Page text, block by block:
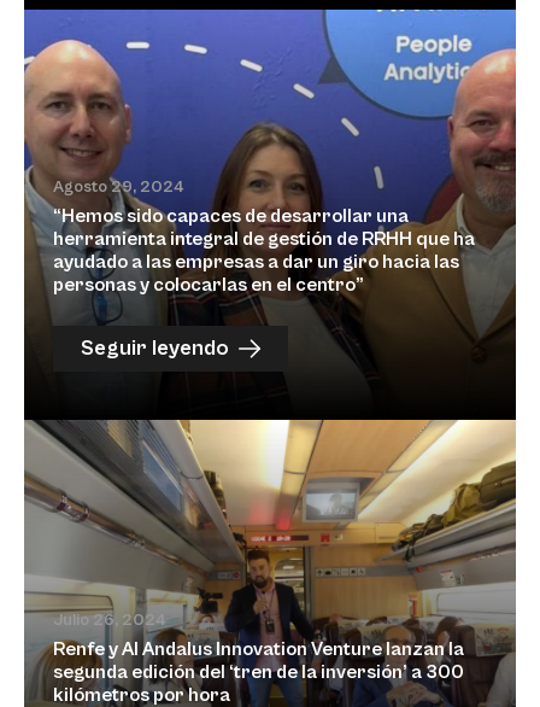
Agosto 29, 2024
“Hemos sido capaces de desarrollar una
herramienta integral de gestión de RRHH que ha
ayudado a las empresas a dar un giro hacia las
personas y colocarlas en el centro”
Seguir leyendo
Julio 26, 2024
Renfe y Al Andalus Innovation Venture lanzan la
segunda edición del ‘tren de la inversión’ a 300
kilómetros por hora